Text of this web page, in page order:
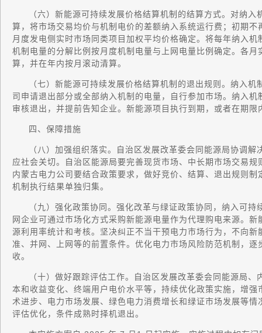
（六）新能源可持续发展价格结算机制的结算方式。对纳
算，将市场交易均价与机制电价的差额纳入系统运行费；初期
月度发电侧实时市场同类项目加权平均价格确定。将每年纳入
机制电量的分解比例按月度机制电量与上网电量比例确定。各
算，并在年内按月滚动清算。
（七）新能源可持续发展价格结算机制的退出规则。纳入
司申请退出部分或全部纳入机制的电量，自行参加市场。纳入
审核退出，并提前告知企业。新能源项目执行到期，或者在期
四、保障措施
（八）加强组织落实。自治区发展改革委会同能源局协调
应社会关切。自治区能源局要完善现货市场、中长期市场交易
内蒙古电力公司要结合政策要求，做好竞价、结算、退出规则
机制执行结果单独归集。
（九）强化政策协同。强化改革与绿证政策协同，纳入可
网企业可通过市场化方式采购新能源电量作为代理购电来源。
源利用率统计和考核。坚决纠正不当干预电力市场行为，不向
准、并网、上网等的前置条件。优化电力市场风险防范机制，
收。
（十）做好跟踪评估工作。自治区发展改革委会同能源局
本和收益变化、终端用户电价水平等，持续优化政策实施，增
术进步、电力市场发展、绿色电力消费增长和绿证市场发展等
评估优化，条件成熟时择机退出。